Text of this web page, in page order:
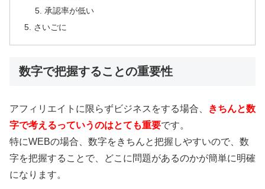
承認率が低い
さいごに
数字で把握することの重要性
アフィリエイトに限らずビジネスをする場合、
きちんと数
字で考えるっていうのはとても重要です。
特にWEBの場合、数字をきちんと把握しやすいので、数
字を把握することで、どこに問題があるのかが簡単に明確
になります。